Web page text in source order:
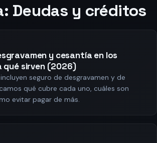
Deudas y créditos
y cesantía en los
sirven (2026)
seguro de desgravamen y de
qué cubre cada uno, cuáles son
evitar pagar de más.